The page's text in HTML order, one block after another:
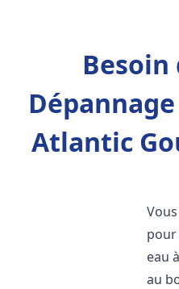
Besoin
Atlantic
pour
eau à
au